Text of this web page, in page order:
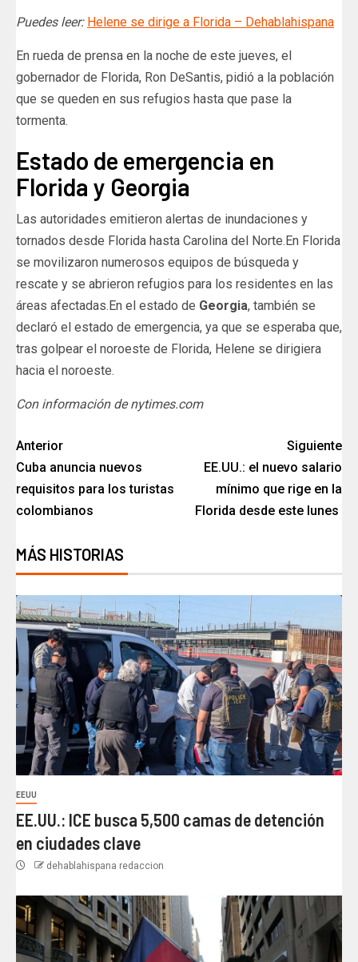
Puedes leer: Helene se dirige a Florida – Dehablahispana
En rueda de prensa en la noche de este jueves, el
gobernador de Florida, Ron DeSantis, pidió a la población
que se queden en sus refugios hasta que pase la
tormenta.
Estado de emergencia en
Florida y Georgia
Las autoridades emitieron alertas de inundaciones y
tornados desde Florida hasta Carolina del Norte.En Florida
se movilizaron numerosos equipos de búsqueda y
rescate y se abrieron refugios para los residentes en las
áreas afectadas.En el estado de Georgia, también se
declaró el estado de emergencia, ya que se esperaba que,
tras golpear el noroeste de Florida, Helene se dirigiera
hacia el noroeste.
Con información de nytimes.com
Anterior
Cuba anuncia nuevos
requisitos para los turistas
colombianos
Siguiente
EE.UU.: el nuevo salario
mínimo que rige en la
Florida desde este lunes
MÁS HISTORIAS
EEUU
EE.UU.: ICE busca 5,500 camas de detención
en ciudades clave
dehablahispana redaccion